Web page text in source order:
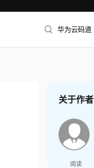
华为云码道
关于作者
阅读